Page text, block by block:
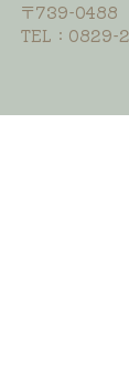
〒739-0488
TEL：0829-